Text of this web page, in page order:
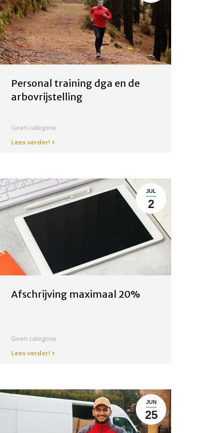
Personal training dga en de
arbovrijstelling
Geen categorie
Lees verder!
JUL
2
Afschrijving maximaal 20%
Geen categorie
Lees verder!
JUN
25